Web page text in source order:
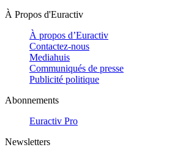
À Propos d'Euractiv
À propos d’Euractiv
Contactez-nous
Mediahuis
Communiqués de presse
Publicité politique
Abonnements
Euractiv Pro
Newsletters